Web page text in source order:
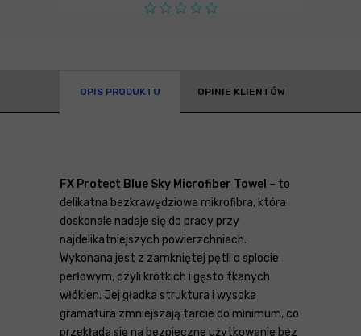
OPIS PRODUKTU OPINIE KLIENTÓW
FX Protect Blue Sky Microfiber Towel – to
delikatna bezkrawędziowa mikrofibra, która
doskonale nadaje się do pracy przy
najdelikatniejszych powierzchniach.
Wykonana jest z zamkniętej pętli o splocie
perłowym, czyli krótkich i gęsto tkanych
włókien. Jej gładka struktura i wysoka
gramatura zmniejszają tarcie do minimum, co
przekłada się na bezpieczne użytkowanie bez